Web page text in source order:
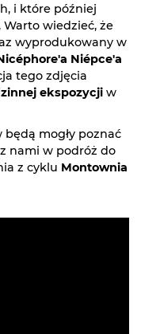
i które później
wiedzieć, że
wyprodukowany w
Niépce'a
tego zdjęcia
ekspozycji w
mogły poznać
nami w podróż do
z cyklu Montownia